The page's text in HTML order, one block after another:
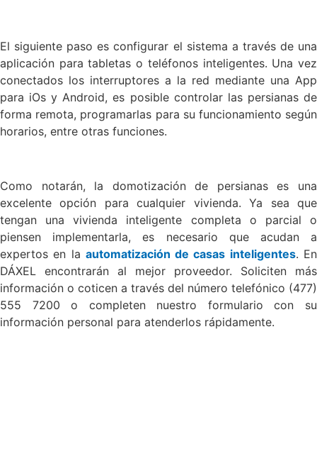
El siguiente paso es configurar el sistema a través de una
aplicación para tabletas o teléfonos inteligentes. Una vez
conectados los interruptores a la red mediante una App
para iOs y Android, es posible controlar las persianas de
forma remota, programarlas para su funcionamiento según
horarios, entre otras funciones.
Como notarán, la domotización de persianas es una
excelente opción para cualquier vivienda. Ya sea que
tengan una vivienda inteligente completa o parcial o
piensen implementarla, es necesario que acudan a
expertos en la automatización de casas inteligentes. En
DÁXEL encontrarán al mejor proveedor. Soliciten más
información o coticen a través del número telefónico (477)
555 7200 o completen nuestro formulario con su
información personal para atenderlos rápidamente.